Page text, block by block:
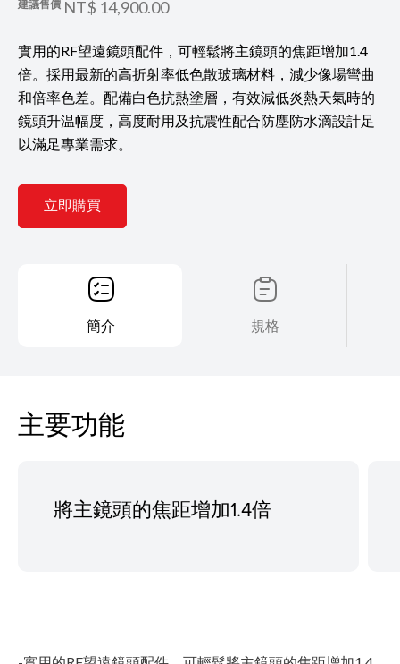
建議售價 NT$ 14,900.00
實用的RF望遠鏡頭配件，可輕鬆將主鏡頭的焦距增加1.4
倍。採用最新的高折射率低色散玻璃材料，減少像場彎曲
和倍率色差。配備白色抗熱塗層，有效減低炎熱天氣時的
鏡頭升温幅度，高度耐用及抗震性配合防塵防水滴設計足
以滿足專業需求。
立即購買
簡介 規格
主要功能
將主鏡頭的焦距增加1.4倍